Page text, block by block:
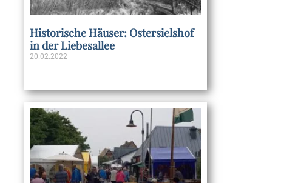
Historische Häuser: Ostersielshof
in der Liebesallee
20.02.2022